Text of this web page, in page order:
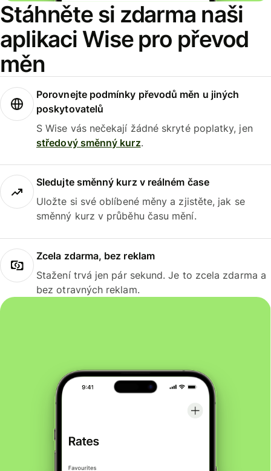
Stáhněte si zdarma naši
aplikaci Wise pro převod
měn
Porovnejte podmínky převodů měn u jiných
poskytovatelů
S Wise vás nečekají žádné skryté poplatky, jen
středový směnný kurz.
Sledujte směnný kurz v reálném čase
Uložte si své oblíbené měny a zjistěte, jak se
směnný kurz v průběhu času mění.
Zcela zdarma, bez reklam
Stažení trvá jen pár sekund. Je to zcela zdarma a
bez otravných reklam.